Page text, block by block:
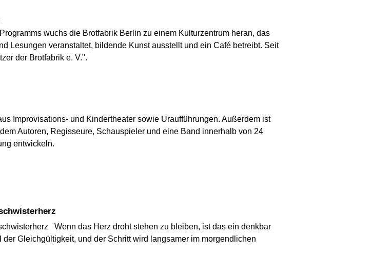
wuchs die Brotfabrik Berlin zu einem Kulturzentrum heran, das
Lesungen veranstaltet, bildende Kunst ausstellt und ein Café betreibt. Seit
der Brotfabrik e. V.".
Improvisations- und Kindertheater sowie Uraufführungen. Außerdem ist
Autoren, Regisseure, Schauspieler und eine Band innerhalb von 24
entwickeln.
Wenn das Herz droht stehen zu bleiben, ist das ein denkbar
Gleichgültigkeit, und der Schritt wird langsamer im morgendlichen